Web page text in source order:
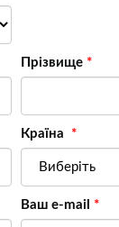
Прізвище
Країна
Ваш e-mail